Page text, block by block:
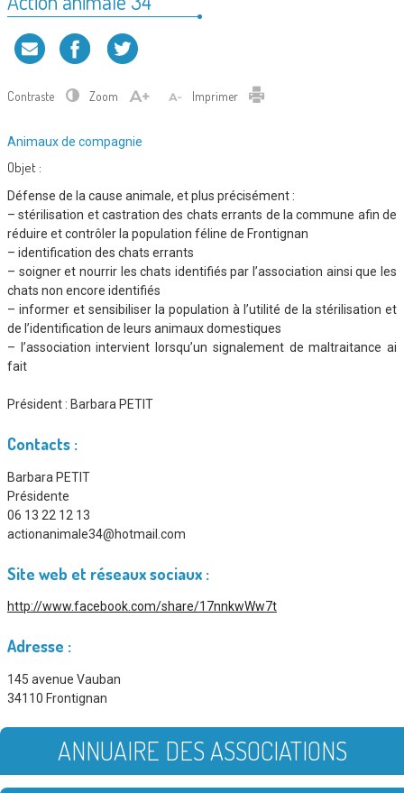
Contraste Zoom Imprimer
Type
d'association
Animaux de compagnie
Objet :
Défense de la cause animale, et plus précisément :
– stérilisation et castration des chats errants de la commune afin de
réduire et contrôler la population féline de Frontignan
– identification des chats errants
– soigner et nourrir les chats identifiés par l’association ainsi que les
chats non encore identifiés
– informer et sensibiliser la population à l’utilité de la stérilisation et
de l’identification de leurs animaux domestiques
– l’association intervient lorsqu’un signalement de maltraitance ai
fait
Président : Barbara PETIT
Contacts :
Barbara PETIT
Présidente
06 13 22 12 13
actionanimale34@hotmail.com
Site web et réseaux sociaux :
http://www.facebook.com/share/17nnkwWw7t
Adresse :
145 avenue Vauban
34110 Frontignan
ANNUAIRE DES ASSOCIATIONS